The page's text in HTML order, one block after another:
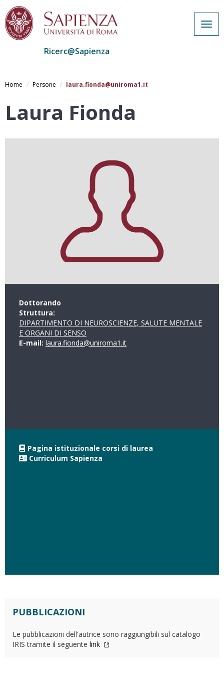
al
Ricerc@Sapienza
Home Persone laura.fionda@uniroma1.it
Laura Fionda
Dottorando
Struttura:
DIPARTIMENTO DI NEUROSCIENZE, SALUTE MENTALE
E ORGANI DI SENSO
E-mail: laura.fionda@uniroma1.it
Pagina istituzionale corsi di laurea
Curriculum Sapienza
PUBBLICAZIONI
Le pubblicazioni dell'autrice sono raggiungibili sul catalogo
IRIS tramite il seguente link